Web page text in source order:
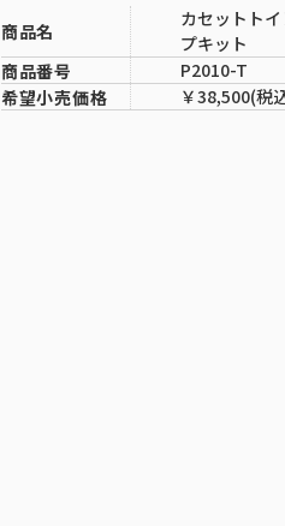
商品名
カセットト
プキット
商品番号
P2010-T
希望小売価格
￥38,500(税